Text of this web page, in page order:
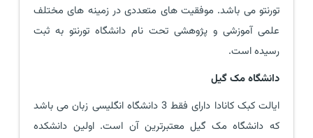
تورنتو می باشد. موفقیت های متعددی در زمینه های مختلف
علمی آموزشی و پژوهشی تحت نام دانشگاه تورنتو به ثبت
رسیده است.
دانشگاه مک گیل
ایالت کبک کانادا دارای فقط 3 دانشگاه انگلیسی زبان می باشد
که دانشگاه مک گیل معتبرترین آن است. اولین دانشکده